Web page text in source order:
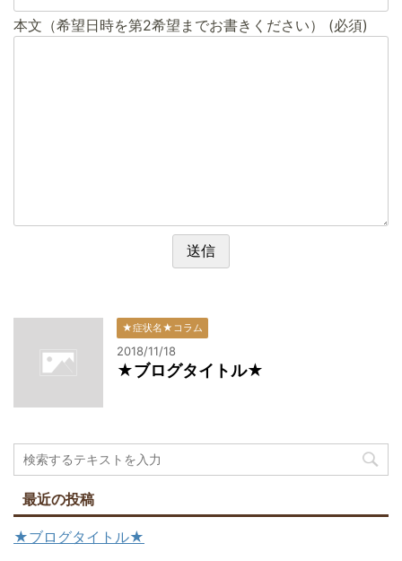
本文（希望日時を第2希望までお書きください） (必須)
★症状名★コラム
2018/11/18
★ブログタイトル★
最近の投稿
★ブログタイトル★